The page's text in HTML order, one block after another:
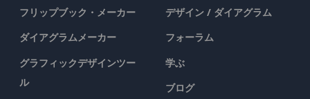
フリップブック・メーカー
ダイアグラムメーカー
グラフィックデザインツー
ル
デザイン / ダイアグラム
フォーラム
学ぶ
ブログ